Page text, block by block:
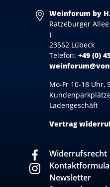
Weinforum by
Ratzeburger
)
23562 Lübeck
Telefon: +49 (0)
Mo-Fr 10-18 Uhr,
Ladengeschäft
Vertrag
Widerrufsrecht
Newsletter